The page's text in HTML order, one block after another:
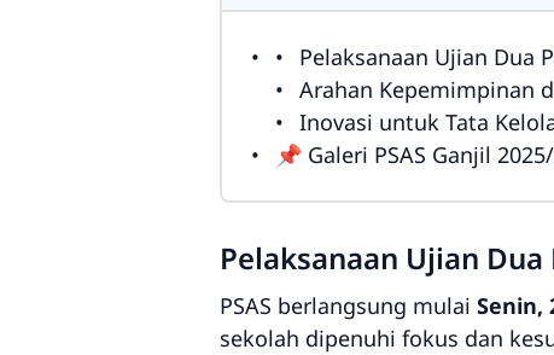
Pelaksanaan Ujian Dua
Arahan Kepemimpinan
Inovasi untuk Tata
📌 Galeri PSAS Ganjil
Pelaksanaan Ujian
PSAS berlangsung mulai Senin,
sekolah dipenuhi fokus dan